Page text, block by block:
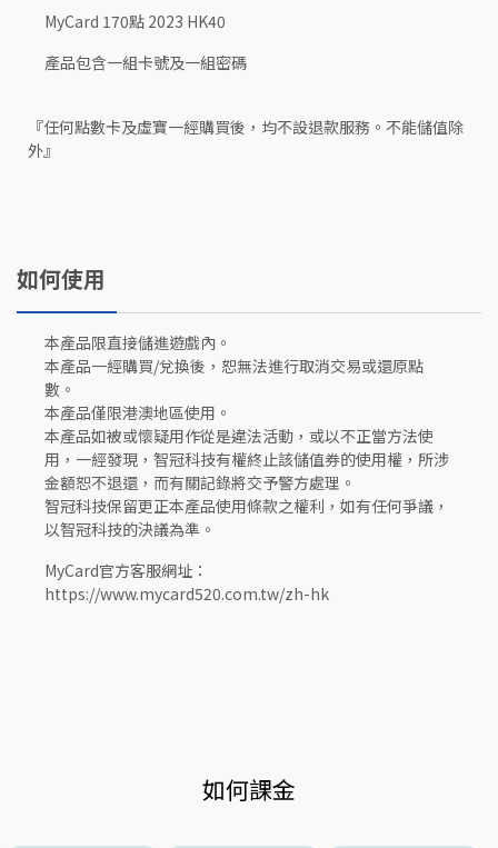
MyCard 170點 2023 HK40
產品包含一組卡號及一組密碼
『任何點數卡及虛寶一經購買後，均不設退款服務。不能儲值除
外』
如何使用
本產品限直接儲進遊戲內。
本產品一經購買/兌換後，恕無法進行取消交易或還原點
數。
本產品僅限港澳地區使用。
本產品如被或懷疑用作從是違法活動，或以不正當方法使
用，一經發現，智冠科技有權終止該儲值券的使用權，所涉
金額恕不退還，而有關記錄將交予警方處理。
智冠科技保留更正本產品使用條款之權利，如有任何爭議，
以智冠科技的決議為準。
MyCard官方客服網址：
https://www.mycard520.com.tw/zh-hk
如何課金